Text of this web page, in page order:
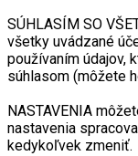
SÚHLASÍM SO
všetky uvádzané
používaním údajov,
súhlasom (môžete
NASTAVENIA
nastavenia
kedykoľvek zmeniť.